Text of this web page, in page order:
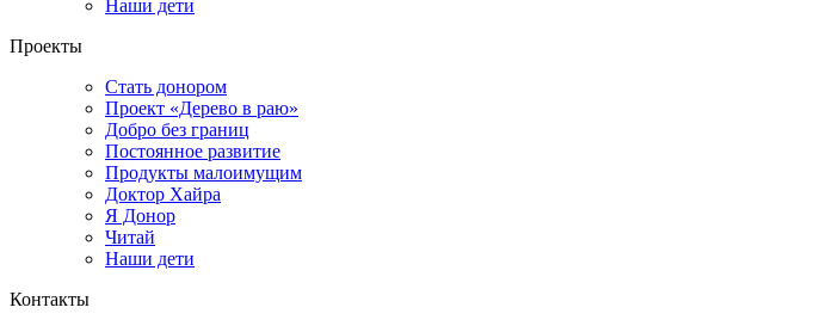
Наши дети
Проекты
Стать донором
Проект «Дерево в раю»
Добро без границ
Постоянное развитие
Продукты малоимущим
Доктор Хайра
Я Донор
Читай
Наши дети
Контакты